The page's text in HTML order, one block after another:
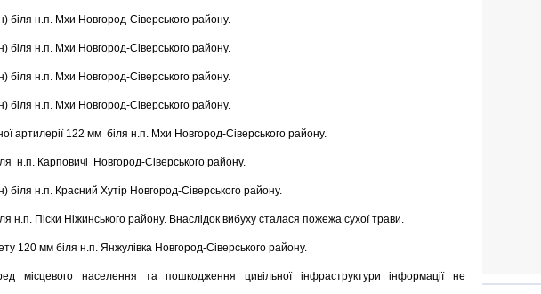
біля н.п. Мхи Новгород-Сіверського району.
біля н.п. Мхи Новгород-Сіверського району.
біля н.п. Мхи Новгород-Сіверського району.
біля н.п. Мхи Новгород-Сіверського району.
артилерії 122 мм біля н.п. Мхи Новгород-Сіверського району.
н.п. Карповичі Новгород-Сіверського району.
біля н.п. Красний Хутір Новгород-Сіверського району.
н.п. Піски Ніжинського району. Внаслідок вибуху сталася пожежа сухої трави.
120 мм біля н.п. Янжулівка Новгород-Сіверського району.
місцевого населення та пошкодження цивільної інфраструктури інформації не